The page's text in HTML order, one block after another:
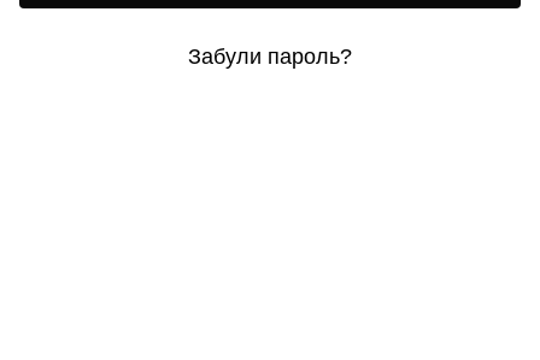
Забули пароль?